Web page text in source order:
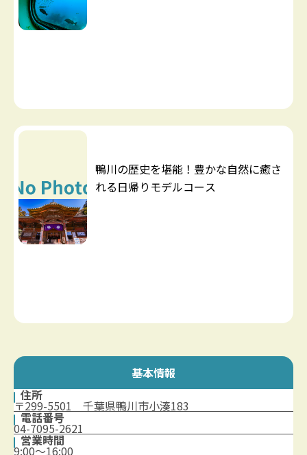
鴨川の歴史を堪能！豊かな自然に癒さ
れる日帰りモデルコース
基本情報
住所
〒299-5501 千葉県鴨川市小湊183
電話番号
04-7095-2621
営業時間
9:00～16:00